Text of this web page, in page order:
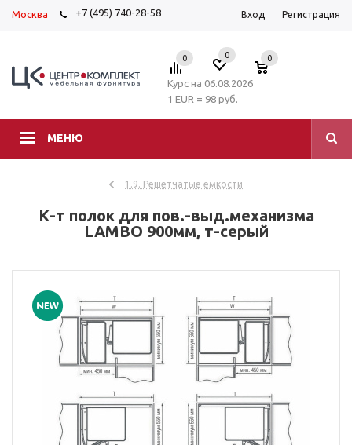
Москва +7 (495) 740-28-58 Вход Регистрация
МЕНЮ
0 0 0
Курс на 06.08.2026
1 EUR = 98 руб.
1.9. Решетчатые емкости
К-т полок для пов.-выд.механизма
LAMBO 900мм, т-серый